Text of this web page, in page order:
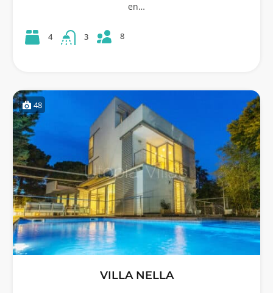
en…
4 3 8
48
VILLA NELLA